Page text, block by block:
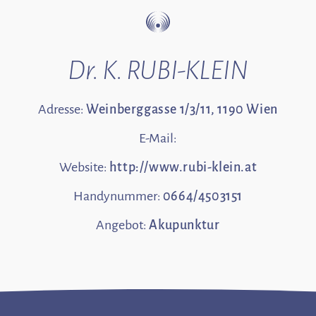
Dr. K. RUBI-KLEIN
Adresse:Weinberggasse 1/3/11, 1190 Wien
E-Mail:
Website: http://www.rubi-klein.at
Handynummer: 0664/4503151
Angebot:Akupunktur